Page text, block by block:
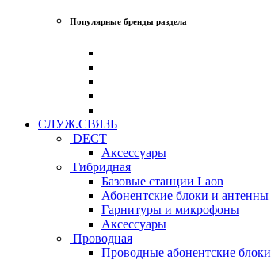
Популярные бренды раздела
СЛУЖ.СВЯЗЬ
DECT
Аксессуары
Гибридная
Базовые станции Laon
Абонентские блоки и антенны
Гарнитуры и микрофоны
Аксессуары
Проводная
Проводные абонентские блоки